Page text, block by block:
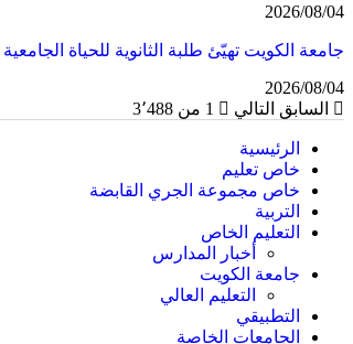
2026/08/04
جامعة الكويت تهيّئ طلبة الثانوية للحياة
2026/08/04
السابق التالي 1 من 3٬488
الرئيسية
خاص تعليم
خاص مجموعة الجري القابضة
التربية
التعليم الخاص
أخبار المدارس
جامعة الكويت
التعليم العالي
التطبيقي
الجامعات الخاصة